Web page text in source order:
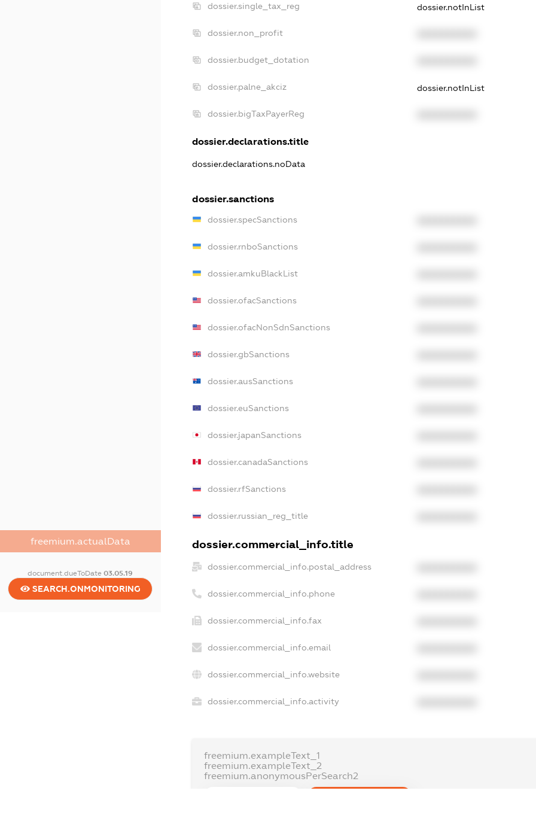
freemium.actualData
document.dueToDate03.05.19
SEARCH.ONMONITORING
dossier.single_tax_reg dossier.notInList
dossier.non_profit
dossier.budget_dotation
dossier.palne_akciz dossier.notInList
dossier.bigTaxPayerReg
dossier.declarations.title
dossier.declarations.noData
dossier.sanctions
dossier.specSanctions
dossier.rnboSanctions
dossier.amkuBlackList
dossier.ofacSanctions
dossier.ofacNonSdnSanctions
dossier.gbSanctions
dossier.ausSanctions
dossier.euSanctions
dossier.japanSanctions
dossier.canadaSanctions
dossier.rfSanctions
dossier.russian_reg_title
dossier.commercial_info.title
dossier.commercial_info.postal_address
dossier.commercial_info.phone
dossier.commercial_info.fax
dossier.commercial_info.email
dossier.commercial_info.website
dossier.commercial_info.activity
freemium.exampleText_1
freemium.exampleText_2
freemium.anonymousPerSearch2